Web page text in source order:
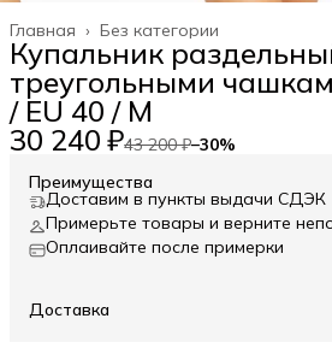
Без категории
Главная ›
Купальник
треугольными
/ EU 40 / M
30 240 ₽43 200 ₽−30%
Преимущества
Доставим в пункты выдачи СДЭК
Примерьте товары и верните
Оплаивайте после примерки
Доставка